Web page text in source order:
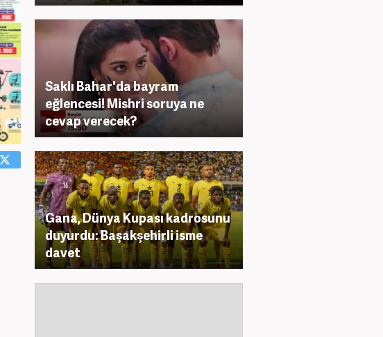
Saklı Bahar'da bayram
eğlencesi! Mishri soruya ne
cevap verecek?
Gana, Dünya Kupası kadrosunu
duyurdu: Başakşehirli isme
davet